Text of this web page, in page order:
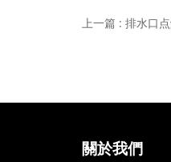
上一篇 : 排水口
關於我們